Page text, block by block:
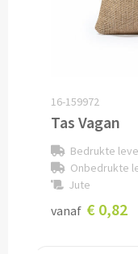
Slabbetjes
Sneakers bedrukken
Kledingtassen
Schoenentassen
16-159972
Tas Vagan
Bedrukte
Onbedrukte
Jute
vanaf € 0,82